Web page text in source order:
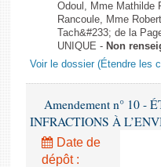
Odoul, Mme Mathilde
Rancoule, Mme
Tach&#233; de la
UNIQUE - Non
Voir le dossier (Étendre les
Amendement n° 10 -
INFRACTIONS À
Date de
dépôt :